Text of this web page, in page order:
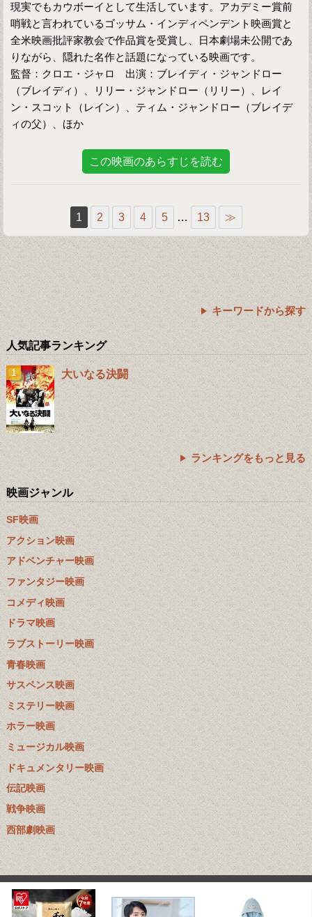
現実でもカウボーイとして生活しています。アカデミー賞前
哨戦と言われているゴッサム・インディペンデント映画賞と
全米映画批評家教会で作品賞を受賞し、日本劇場未公開であ
りながら、隠れた名作と話題になっている映画です。
監督：クロエ・ジャロ 出演：ブレイディ・ジャンドロー
（ブレイディ）、リリー・ジャンドロー（リリー）、レイ
ン・スコット（レイン）、ティム・ジャンドロー（ブレイデ
ィの父）、ほか
この映画のあらすじを読む
1 2 3 4 5 … 13 ≫
キーワードから探す
人気記事ランキング
大いなる決闘
ランキングをもっと見る
映画ジャンル
SF映画
アクション映画
アドベンチャー映画
ファンタジー映画
コメディ映画
ドラマ映画
ラブストーリー映画
青春映画
サスペンス映画
ミステリー映画
ホラー映画
ミュージカル映画
ドキュメンタリー映画
伝記映画
戦争映画
西部劇映画